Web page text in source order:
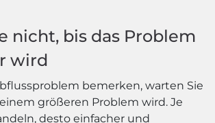
nicht, bis das Problem
wird
bemerken, warten Sie
größeren Problem wird. Je
desto einfacher und